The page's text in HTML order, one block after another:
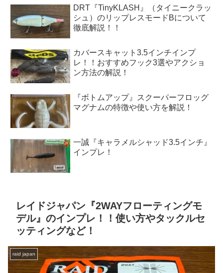
DRT『TinyKLASH』（タイニークラッ
シュ）のリップレスモードBについて
徹底解説！！
カバースキャット3.5インチインプ
レ！！おすすめフック3選やアクショ
ン方法の解説！
『ボトムアップ』スクーパーフロッグ
マグナムの特徴や使い方を解説！
一誠『キャラメルシャッド3.5インチ』
インプレ！
レイドジャパン『2WAYフローティングモ
デル』のインプレ！！使い方やタックルセ
ッティングなど！
raid japan